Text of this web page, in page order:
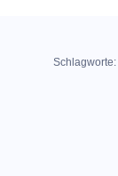
Schlagworte: